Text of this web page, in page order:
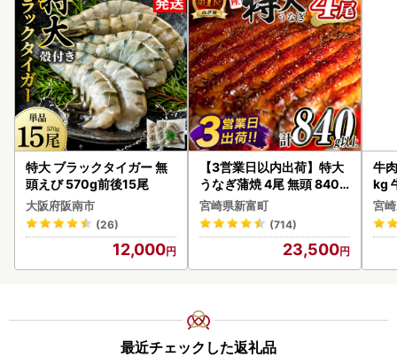
特大 ブラックタイガー 無
頭えび 570g前後15尾
大阪府阪南市
(26)
12,000
【3営業日以内出荷】特大
うなぎ蒲焼 4尾 無頭 840g
以上 C388-840-3D
宮崎県新富町
(714)
23,500
牛肉 宮崎牛 赤身＆霜
kg
kg-
宮
最近チェックした返礼品